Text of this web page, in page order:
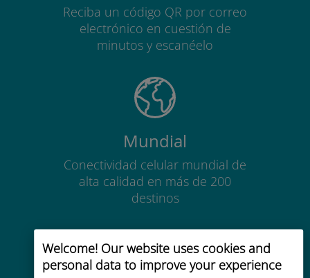
Welcome! Our website uses cookies and
personal data to improve your experience
Reciba un código QR por correo
electrónico en cuestión de
minutos y escanéelo
Mundial
Conectividad celular mundial de
alta calidad en más de 200
destinos